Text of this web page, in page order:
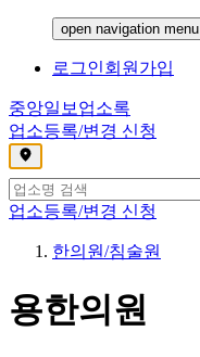
open navigation menu
로그인회원가입
중앙일보 업소록
업소등록/변경 신청
,
업소등록/변경 신청
한의원/침술원
용한의원